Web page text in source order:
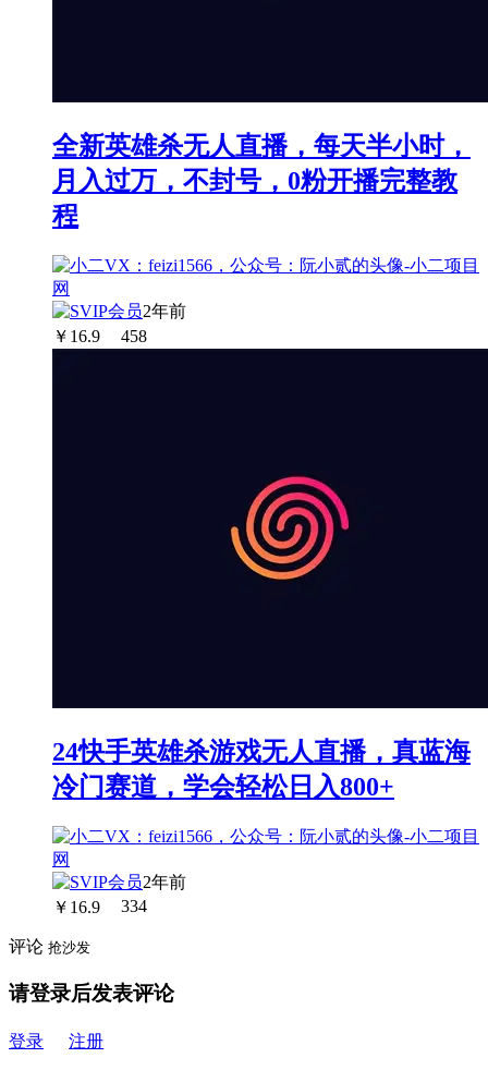
全新英雄杀无人直播，每天半小时，
月入过万，不封号，0粉开播完整教
程
2年前
￥ 16.9 458
24快手英雄杀游戏无人直播，真蓝海
冷门赛道，学会轻松日入800+
2年前
￥ 16.9 334
评论 抢沙发
请登录后发表评论
登录 注册